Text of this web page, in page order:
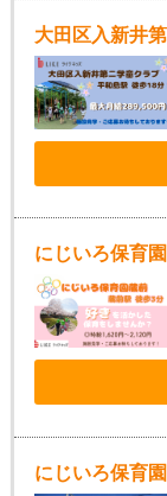
大田区入新井
にじいろ保育
にじいろ保育